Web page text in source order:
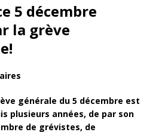
5 décembre
la grève
générale du 5 décembre est
plusieurs années, de par son
de grévistes, de